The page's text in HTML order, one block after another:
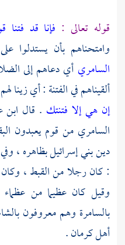
قوله تعالى : فإنا قد
وامتحناهم بأن
السامري أي دعاهم إلى
ألقيناهم في الفتنة : أي زينا
إن هي إلا فتنتك . قال
السامري من قوم يعبدون
دينبني إسرائيلبظاهره ،
: كان رجلا من القبط ،
وقيل كان عظيما من عظماء
بالسامرة وهم معروفون
أهل كرمان.